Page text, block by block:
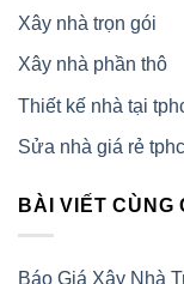
Xây nhà trọn gói
Xây nhà phần thô
Thiết kế nhà tại
Sửa nhà giá rẻ
BÀI VIẾT CÙNG
Báo Giá Xây Nhà